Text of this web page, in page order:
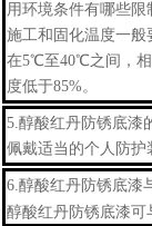
用环境条件有哪些限
施工和固化温度一般
在5℃至40℃之间，
度低于85%。
5.醇酸红丹防锈底漆
佩戴适当的个人防
6.醇酸红丹防锈底漆
醇酸红丹防锈底漆可